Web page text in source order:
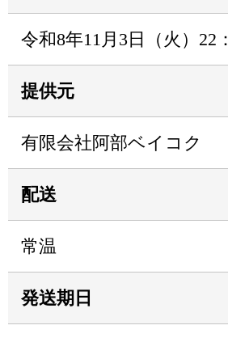
令和8年11月3日（火）22
提供元
有限会社阿部ベイコク
配送
常温
発送期日